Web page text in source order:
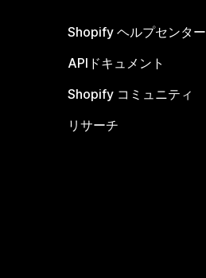
Shopify ヘルプセンター
APIドキュメント
Shopify コミュニティ
リサーチ